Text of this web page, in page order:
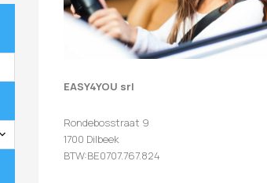
EASY4YOU srl
Rondebosstraat 9
1700 Dilbeek
BTW:BE0707.767.824